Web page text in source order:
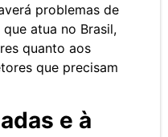
problemas de
atua no Brasil,
quanto aos
que precisam
e à